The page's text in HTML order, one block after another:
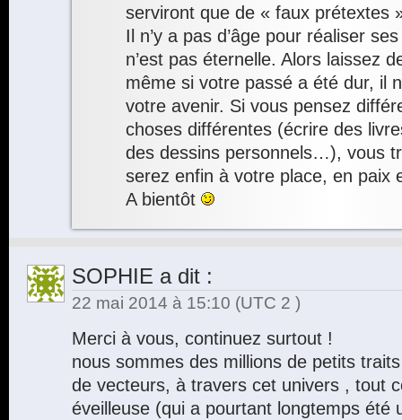
serviront que de « faux prétextes
Il n’y a pas d’âge pour réaliser
n’est pas éternelle. Alors laissez
même si votre passé a été dur, il
votre avenir. Si vous pensez
choses différentes (écrire des
des dessins personnels…), vous
serez enfin à votre place, en paix
A bientôt
SOPHIE a dit :
22 mai 2014 à 15:10 (UTC 2 )
Merci à vous, continuez surtout !
nous sommes des millions de petits
de vecteurs, à travers cet univers , tout
éveilleuse (qui a pourtant longtemps été